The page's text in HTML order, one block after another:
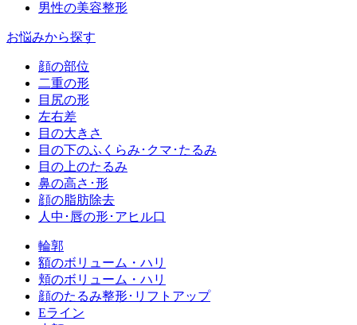
男性の美容整形
お悩みから探す
顔の部位
二重の形
目尻の形
左右差
目の大きさ
目の下のふくらみ･クマ･たるみ
目の上のたるみ
鼻の高さ･形
顔の脂肪除去
人中･唇の形･アヒル口
輪郭
額のボリューム・ハリ
頬のボリューム・ハリ
顔のたるみ整形･リフトアップ
Eライン